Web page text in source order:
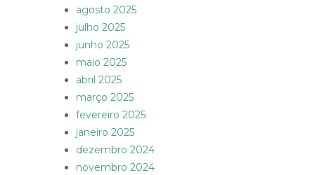
agosto 2025
julho 2025
junho 2025
maio 2025
abril 2025
março 2025
fevereiro 2025
janeiro 2025
dezembro 2024
novembro 2024